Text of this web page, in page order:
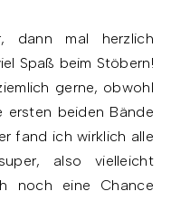
dann mal herzlich
Spaß beim Stöbern!
gerne, obwohl
ersten beiden Bände
fand ich wirklich alle
also vielleicht
noch eine Chance